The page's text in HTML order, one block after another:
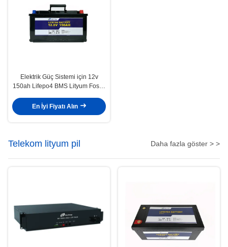
Elektrik Güç Sistemi için 12v
150ah Lifepo4 BMS Lityum Fosfat
En İyi Fiyatı Alın
Telekom lityum pil Daha fazla göster > >